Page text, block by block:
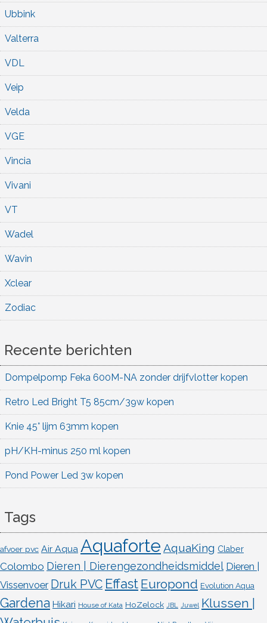
Ubbink
Valterra
VDL
Veip
Velda
VGE
Vincia
Vivani
VT
Wadel
Wavin
Xclear
Zodiac
Recente berichten
Dompelpomp Feka 600M-NA zonder drijfvlotter kopen
Retro Led Bright T5 85cm/39w kopen
Knie 45° lijm 63mm kopen
pH/KH-minus 250 ml kopen
Pond Power Led 3w kopen
Tags
afvoer pvc Air Aqua Aquaforte AquaKing Claber
Colombo Dieren | Dierengezondheidsmiddel Dieren |
Vissenvoer Druk PVC Effast Europond Evolution Aqua
Gardena Hikari House of Kata HoZelock JBL Juwel Klussen |